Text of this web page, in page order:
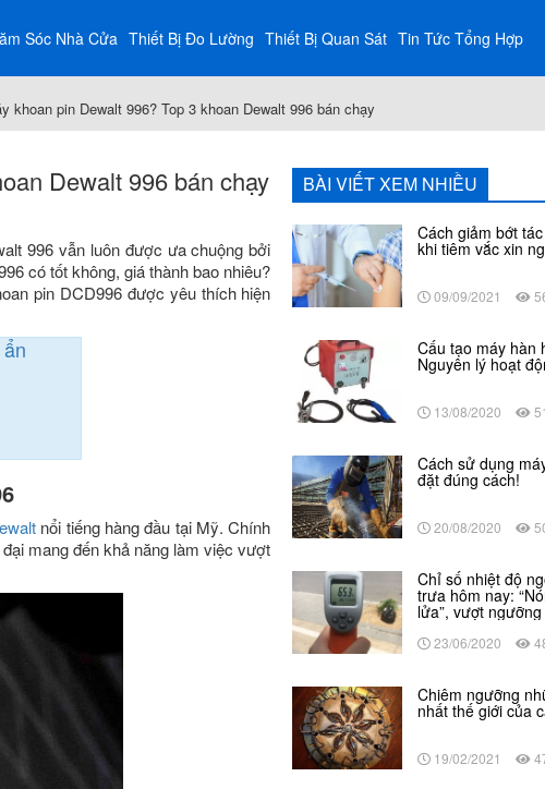
Sóc Nhà Cửa Thiết Bị Đo Lường Thiết Bị Quan Sát Tin Tức Tổng Hợp
khoan pin Dewalt 996? Top 3 khoan Dewalt 996 bán chạy
Dewalt 996 bán chạy
996 vẫn luôn được ưa chuộng bởi
có tốt không, giá thành bao nhiêu?
pin DCD996 được yêu thích hiện
ẩn
nổi tiếng hàng đầu tại Mỹ. Chính
mang đến khả năng làm việc vượt
BÀI VIẾT XEM NHIỀU
Cách giảm bớt
khi tiêm vắc xin
09/09/2021
Cấu tạo máy hàn
Nguyên lý hoạt
13/08/2020
Cách sử dụng
đặt đúng cách!
20/08/2020
Chỉ số nhiệt độ
trưa hôm nay:
lửa”, vượt
23/06/2020
Chiêm ngưỡng
nhất thế giới của
19/02/2021